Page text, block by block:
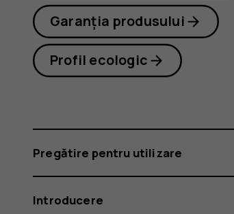
Garanția produsului
Profil ecologic
Pregătire pentru utilizare
Introducere